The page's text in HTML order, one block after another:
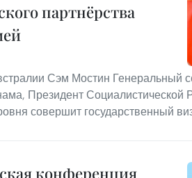
партнёрства
Сэм Мостин Генеральный
Президент
совершит государственный
конференция